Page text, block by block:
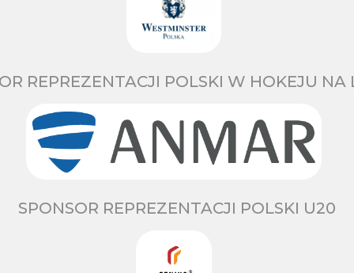
REPREZENTACJI POLSKI W HOKEJU NA
SPONSOR REPREZENTACJI POLSKI U20